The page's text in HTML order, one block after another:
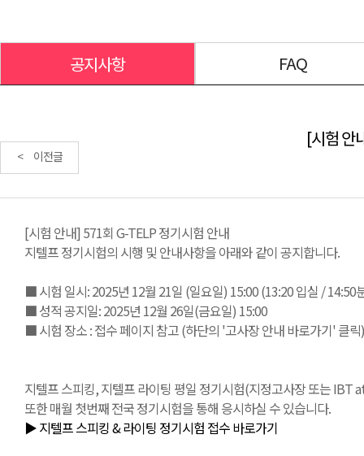
공지사항 FAQ
[시험 안
< 이전글
[시험 안내] 571회 G-TELP 정기시험 안내
지텔프 정기시험의 시행 및 안내사항을 아래와 같이 공지합니다.
■ 시험 일시: 2025년 12월 21일 (일요일) 15:00 (13:20 입실 / 14:50
■ 성적 공지일: 2025년 12월 26일(금요일) 15:00
■ 시험 장소 : 접수 페이지 참고 (하단의 '고사장 안내 바로가기' 클릭)
지텔프 스피킹, 지텔프 라이팅 평일 정기시험(지정고사장 또는 IBT
또한 매월 첫번째 전국 정기시험을 통해 응시하실 수 있습니다.
▶ 지텔프 스피킹 & 라이팅 정기시험 접수 바로가기